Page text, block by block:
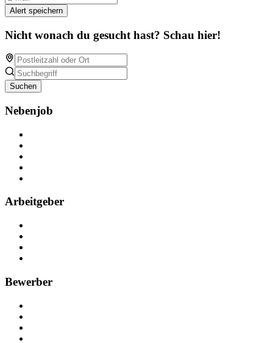
Alert speichern
Nicht wonach du gesucht hast? Schau hier!
Suchen
Nebenjob
Arbeitgeber
Bewerber